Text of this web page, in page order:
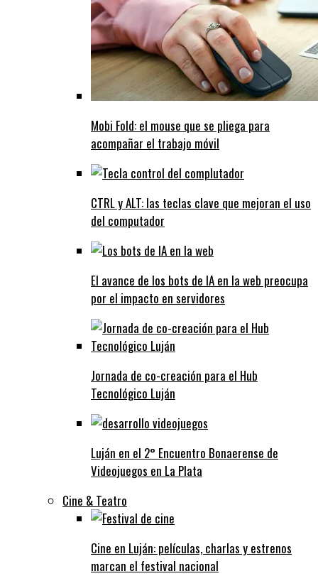
Mobi Fold: el mouse que se pliega para
acompañar el trabajo móvil
CTRL y ALT: las teclas clave que mejoran el uso
del computador
El avance de los bots de IA en la web preocupa
por el impacto en servidores
Jornada de co-creación para el Hub
Tecnológico Luján
Luján en el 2° Encuentro Bonaerense de
Videojuegos en La Plata
Cine & Teatro
Cine en Luján: películas, charlas y estrenos
marcan el festival nacional